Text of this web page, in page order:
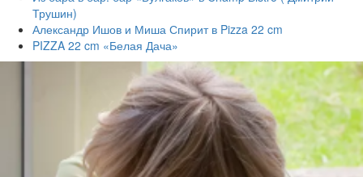
Трушин)
Александр Ишов и Миша Спирит в Pizza 22 cm
PIZZA 22 cm «Белая Дача»